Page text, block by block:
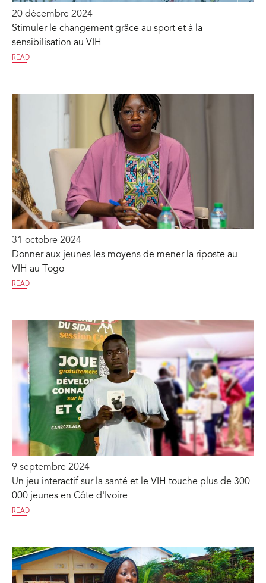
20 décembre 2024
Stimuler le changement grâce au sport et à la
sensibilisation au VIH
READ
31 octobre 2024
Donner aux jeunes les moyens de mener la riposte au
VIH au Togo
READ
9 septembre 2024
Un jeu interactif sur la santé et le VIH touche plus de 300
000 jeunes en Côte d'Ivoire
READ